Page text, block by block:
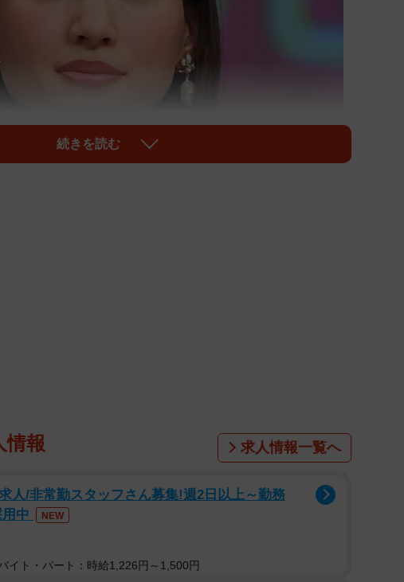
があると思う30代女優ランキング」によると、第1位に選
でした。
ンケートで、投票合計数は1637票でした。TOP3の結果は
女優ランキング
続きを読む
情報 求人情報一覧へ
人/非常勤スタッフさん募集!週2日以上～勤務
中
NEW
イト・パート：時給1,226円～1,500円